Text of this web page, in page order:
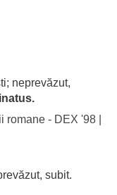
; neprevăzut,
romane - DEX '98|
, subit.